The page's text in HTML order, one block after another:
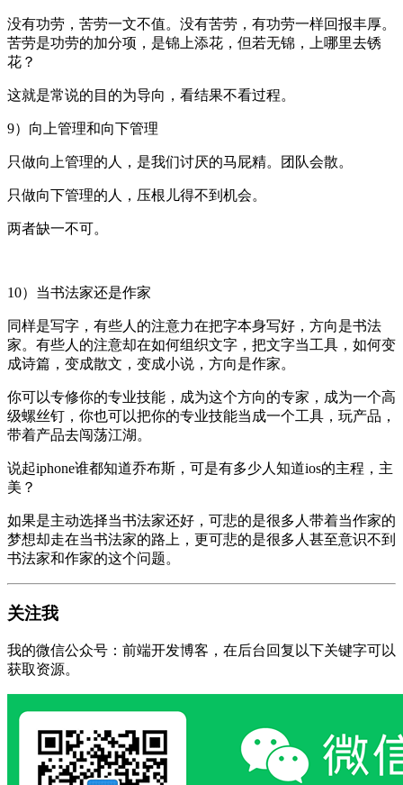
没有功劳，苦劳一文不值。没有苦劳，有功劳一样回报丰厚。
苦劳是功劳的加分项，是锦上添花，但若无锦，上哪里去锈
花？
这就是常说的目的为导向，看结果不看过程。
9）向上管理和向下管理
只做向上管理的人，是我们讨厌的马屁精。团队会散。
只做向下管理的人，压根儿得不到机会。
两者缺一不可。
10）当书法家还是作家
同样是写字，有些人的注意力在把字本身写好，方向是书法
家。有些人的注意却在如何组织文字，把文字当工具，如何变
成诗篇，变成散文，变成小说，方向是作家。
你可以专修你的专业技能，成为这个方向的专家，成为一个高
级螺丝钉，你也可以把你的专业技能当成一个工具，玩产品，
带着产品去闯荡江湖。
说起iphone谁都知道乔布斯，可是有多少人知道ios的主程，主
美？
如果是主动选择当书法家还好，可悲的是很多人带着当作家的
梦想却走在当书法家的路上，更可悲的是很多人甚至意识不到
书法家和作家的这个问题。
关注我
我的微信公众号：前端开发博客，在后台回复以下关键字可以
获取资源。